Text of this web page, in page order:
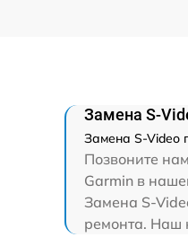
Замена S-
Замена S-Video
Позвоните
Garmin в
Замена S-
ремонта. Наш